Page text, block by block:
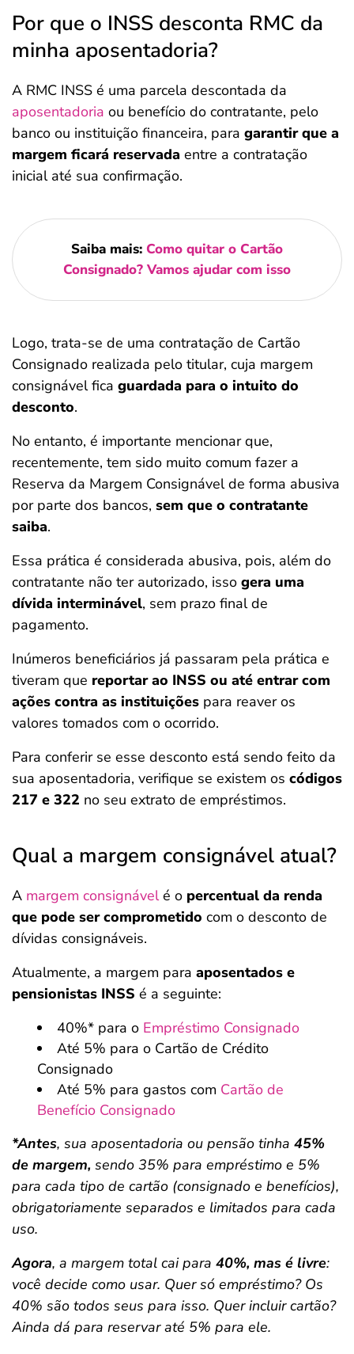
Por que o INSS desconta RMC da
minha aposentadoria?
A RMC INSS é uma parcela descontada da
aposentadoria ou benefício do contratante, pelo
banco ou instituição financeira, para garantir que a
margem ficará reservada entre a contratação
inicial até sua confirmação.
Saiba mais: Como quitar o Cartão
Consignado? Vamos ajudar com isso
Logo, trata-se de uma contratação de Cartão
Consignado realizada pelo titular, cuja margem
consignável fica guardada para o intuito do
desconto.
No entanto, é importante mencionar que,
recentemente, tem sido muito comum fazer a
Reserva da Margem Consignável de forma abusiva
por parte dos bancos, sem que o contratante
saiba.
Essa prática é considerada abusiva, pois, além do
contratante não ter autorizado, isso gera uma
dívida interminável, sem prazo final de
pagamento.
Inúmeros beneficiários já passaram pela prática e
tiveram que reportar ao INSS ou até entrar com
ações contra as instituições para reaver os
valores tomados com o ocorrido.
Para conferir se esse desconto está sendo feito da
sua aposentadoria, verifique se existem os códigos
217 e 322 no seu extrato de empréstimos.
Qual a margem consignável atual?
A margem consignávelé o percentual da renda
que pode ser comprometido com o desconto de
dívidas consignáveis.
Atualmente, a margem para aposentados e
pensionistas INSS é a seguinte:
40%* para o Empréstimo Consignado
Até 5% para o Cartão de Crédito
Consignado
Até 5% para gastos com Cartão de
Benefício Consignado
*Antes, sua aposentadoria ou pensão tinha 45%
de margem, sendo 35% para empréstimo e 5%
para cada tipo de cartão (consignado e benefícios),
obrigatoriamente separados e limitados para cada
uso.
Agora, a margem total cai para 40%, mas é livre:
você decide como usar. Quer só empréstimo? Os
40% são todos seus para isso. Quer incluir cartão?
Ainda dá para reservar até 5% para ele.